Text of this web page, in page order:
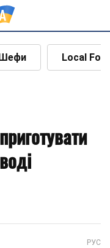
Local
РУС